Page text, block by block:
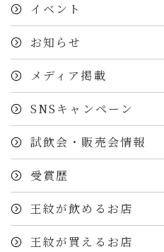
イベント
お知らせ
メディア掲載
SNSキャンペーン
試飲会・販売会情報
受賞歴
王紋が飲めるお店
王紋が買えるお店